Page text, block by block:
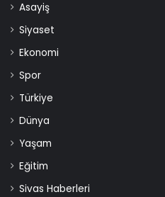
Asayiş
Siyaset
Ekonomi
Spor
Türkiye
Dünya
Yaşam
Eğitim
Sivas Haberleri